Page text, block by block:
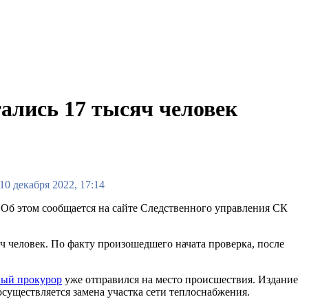
17 тысяч человек
10 декабря 2022, 17:14
Об этом сообщается на сайте Следственного управления СК
человек. По факту произошедшего начата проверка, после
прокурор уже отправился на место происшествия. Издание
замена участка сети теплоснабжения.